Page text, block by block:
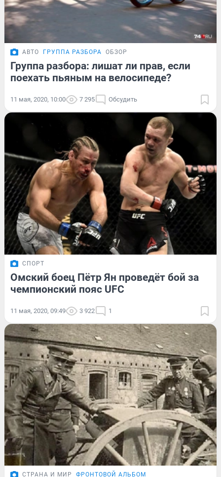
АВТО ГРУППА РАЗБОРА ОБЗОР
Группа разбора: лишат ли прав, если
поехать пьяным на велосипеде?
11 мая, 2020, 10:00 7 295 Обсудить
СПОРТ
Омский боец Пётр Ян проведёт бой за
чемпионский пояс UFC
11 мая, 2020, 09:49 3 922 1
СТРАНА И МИР ФРОНТОВОЙ АЛЬБОМ